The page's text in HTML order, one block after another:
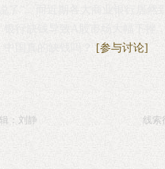
[参与讨论]
：刘静 线索